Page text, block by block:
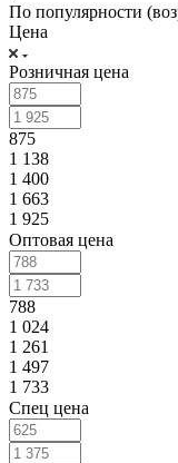
По популярности
Цена
Розничная цена
875
1 138
1 400
1 663
1 925
Оптовая цена
788
1 024
1 261
1 497
1 733
Спец цена